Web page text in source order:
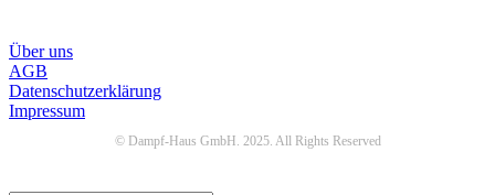
Über uns
AGB
Datenschutzerklärung
Impressum
© Dampf-Haus GmbH. 2025. All Rights Reserved